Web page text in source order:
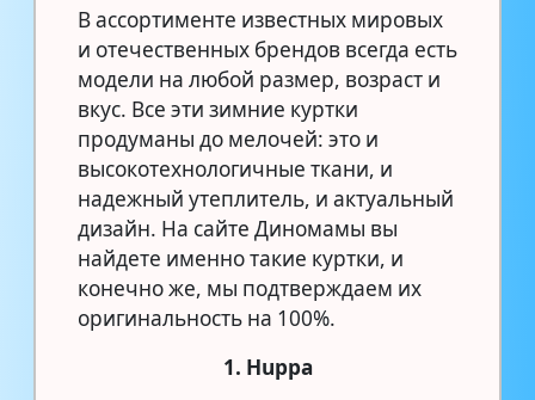
В ассортименте известных мировых
и отечественных брендов всегда есть
модели на любой размер, возраст и
вкус. Все эти зимние куртки
продуманы до мелочей: это и
высокотехнологичные ткани, и
надежный утеплитель, и актуальный
дизайн. На сайте Диномамы вы
найдете именно такие куртки, и
конечно же, мы подтверждаем их
оригинальность на 100%.
1. Huppa